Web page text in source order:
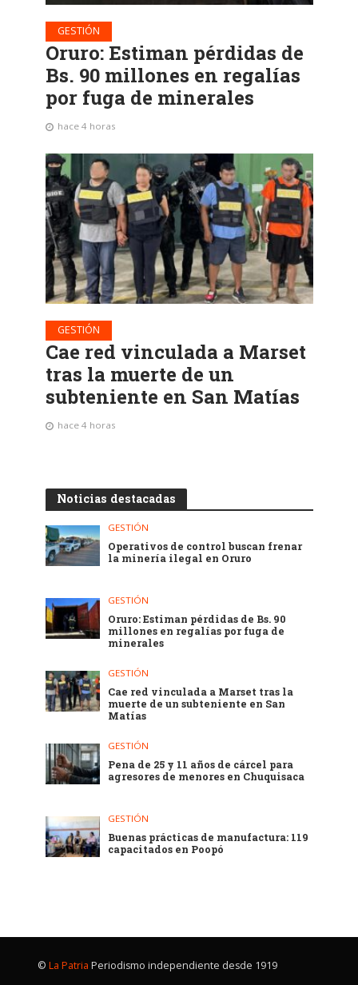
GESTIÓN
Oruro: Estiman pérdidas de
Bs. 90 millones en regalías
por fuga de minerales
hace 4 horas
GESTIÓN
Cae red vinculada a Marset
tras la muerte de un
subteniente en San Matías
hace 4 horas
Noticias destacadas
GESTIÓN
Operativos de control buscan frenar
la minería ilegal en Oruro
GESTIÓN
Oruro: Estiman pérdidas de Bs. 90
millones en regalías por fuga de
minerales
GESTIÓN
Cae red vinculada a Marset tras la
muerte de un subteniente en San
Matías
GESTIÓN
Pena de 25 y 11 años de cárcel para
agresores de menores en Chuquisaca
GESTIÓN
Buenas prácticas de manufactura: 119
capacitados en Poopó
© La Patria Periodismo independiente desde 1919